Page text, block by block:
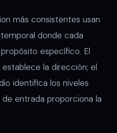
más consistentes usan
donde cada
específico. El
la dirección; el
identifica los niveles
entrada proporciona la